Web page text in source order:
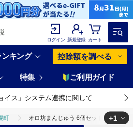
ログイン 新規登録 カート
ンキング 控除額を調べる
特集 ご利用ガイド
イス」システム連携に関して
町 オロ坊まんじゅう 6個セット（3種×各
+1